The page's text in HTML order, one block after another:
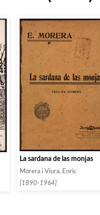
La sardana de las monjas
Morera i Viura, Enric
[1890-1964]